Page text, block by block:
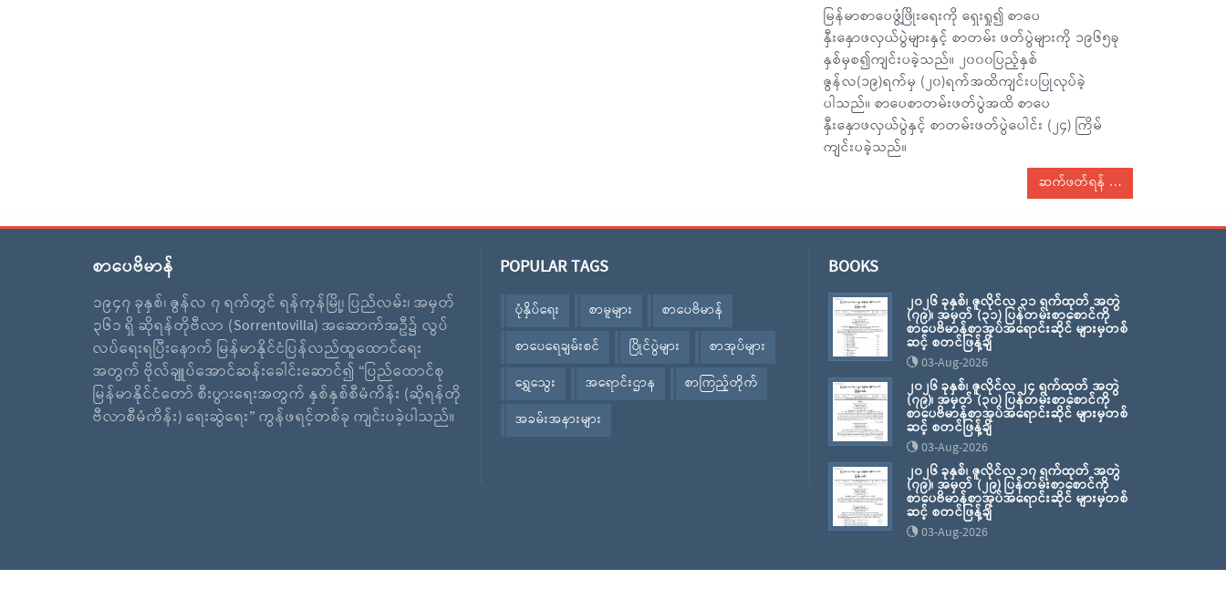
မြန်မာစာပေဖွံ့ဖြိုးရေးကို ရှေးရှု၍ စာပေ
နှီးနှောဖလှယ်ပွဲများနှင့် စာတမ်း ဖတ်ပွဲများကို ၁၉၆၅ခု
နှစ်မှစ၍ကျင်းပခဲ့သည်။ ၂၀၀၀ပြည့်နှစ်
ဇွန်လ(၁၉)ရက်မှ (၂၀)ရက်အထိကျင်းပပြုလုပ်ခဲ့
ပါသည်။ စာပေစာတမ်းဖတ်ပွဲအထိ စာပေ
နှီးနှောဖလှယ်ပွဲနှင့် စာတမ်းဖတ်ပွဲပေါင်း (၂၄) ကြိမ်
ကျင်းပခဲ့သည်။
ဆက်ဖတ်ရန်
စာပေဗိမာန်
၁၉၄၇ ခုနှစ်၊ ဇွန်လ ၇ ရက်တွင် ရန်ကုန်မြို့၊ ပြည်လမ်း၊ အမှတ်
၃၆၁ ရှိ ဆိုရန်တိုဗီလာ (Sorrentovilla) အဆောက်အဦ၌ လွပ်
လပ်ရေးရပြီးနောက် မြန်မာနိုင်ငံပြန်လည်ထူထောင်ရေး
အတွက် ဗိုလ်ချူပ်အောင်ဆန်းခေါင်းဆောင်၍ “ပြည်ထောင်စု
မြန်မာနိုင်ငံတော် စီးပွားရေးအတွက် နှစ်နှစ်စီမံကိန်း (ဆိုရန်တို
ဗီလာစီမံကိန်း) ရေးဆွဲရေး” ကွန်ဖရင့်တစ်ခု ကျင်းပခဲ့ပါသည်။
POPULAR TAGS
ပုံနှိပ်ရေး စာမူများ
စာပေဗိမာန်
စာပေရေချမ်းစင်
ပြိုင်ပွဲများ
စာအုပ်များ
ရွှေသွေး
အရောင်းဌာန
စာကြည့်တိုက်
အခမ်းအနားများ
BOOKS
၂၀၂၆ ခုနှစ်၊ ဇူလိုင်လ ၃၁ ရက်ထုတ် အတွဲ
(၇၉)၊ အမှတ် (၃၁) ပြန်တမ်းစာစောင်ကို
စာပေဗိမာန်စာအုပ်အရောင်းဆိုင် များမှတစ်
ဆင့် စတင်ဖြန့်ချိ
03-Aug-2026
၂၀၂၆ ခုနှစ်၊ ဇူလိုင်လ ၂၄ ရက်ထုတ် အတွဲ
(၇၉)၊ အမှတ် (၃၀) ပြန်တမ်းစာစောင်ကို
စာပေဗိမာန်စာအုပ်အရောင်းဆိုင် များမှတစ်
ဆင့် စတင်ဖြန့်ချိ
03-Aug-2026
၂၀၂၆ ခုနှစ်၊ ဇူလိုင်လ ၁၇ ရက်ထုတ် အတွဲ
(၇၉)၊ အမှတ် (၂၉) ပြန်တမ်းစာစောင်ကို
စာပေဗိမာန်စာအုပ်အရောင်းဆိုင် များမှတစ်
ဆင့် စတင်ဖြန့်ချိ
03-Aug-2026